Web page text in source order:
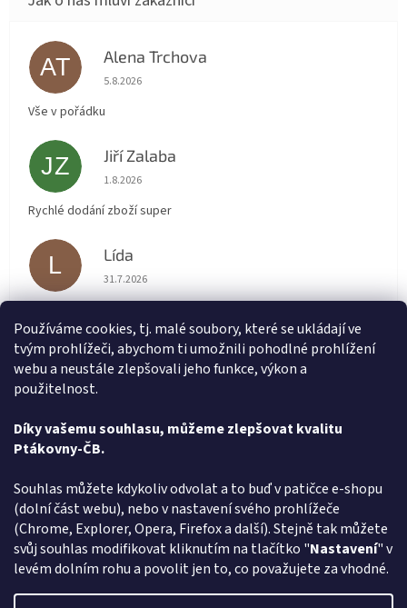
Používáme cookies, tj. malé soubory, které se ukládají ve
tvým prohlížeči, abychom ti umožnili pohodlné prohlížení
webu a neustále zlepšovali jeho funkce, výkon a
použitelnost.
Díky vašemu souhlasu, můžeme zlepšovat kvalitu
Ptákovny-ČB.
Souhlas můžete kdykoliv odvolat a to buď v patičce e-shopu
(dolní část webu), nebo v nastavení svého prohlížeče
(Chrome, Explorer, Opera, Firefox a další). Stejně tak můžete
svůj souhlas modifikovat kliknutím na tlačítko "Nastavení" v
levém dolním rohu a povolit jen to, co považujete za vhodné.
AT Alena Trchova
Hodnocení obchodu je 5 z 5 hvězdiček.
5.8.2026
Vše v pořádku
JZ Jiří Zalaba
Hodnocení obchodu je 5 z 5 hvězdiček.
1.8.2026
Rychlé dodání zboží super
L Lída
Hodnocení obchodu je 5 z 5 hvězdiček.
31.7.2026
RS renata svačinová
Hodnocení obchodu je 5 z 5 hvězdiček.
31.7.2026
Způsob ověřování recenzí